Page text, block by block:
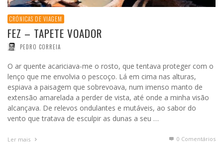
CRÓNICAS DE VIAGEM
FEZ – TAPETE VOADOR
PEDRO CORREIA
O ar quente acariciava-me o rosto, que tentava proteger com o
lenço que me envolvia o pescoço. Lá em cima nas alturas,
espiava a paisagem que sobrevoava, num imenso manto de
extensão amarelada a perder de vista, até onde a minha visão
alcançava. De relevos ondulantes e mutáveis, ao sabor do
vento que tratava de esculpir as dunas a seu …
Ler mais 0 Comentários